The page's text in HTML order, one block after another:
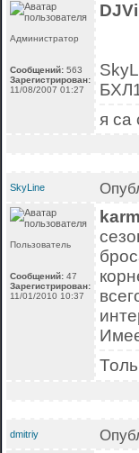
Администратор
Сообщений: 563
Зарегистрирован:
11/08/2007 01:27
я са
SkyLine
Пользователь
Сообщений: 47
Зарегистрирован:
11/01/2010 10:37
dmitriy